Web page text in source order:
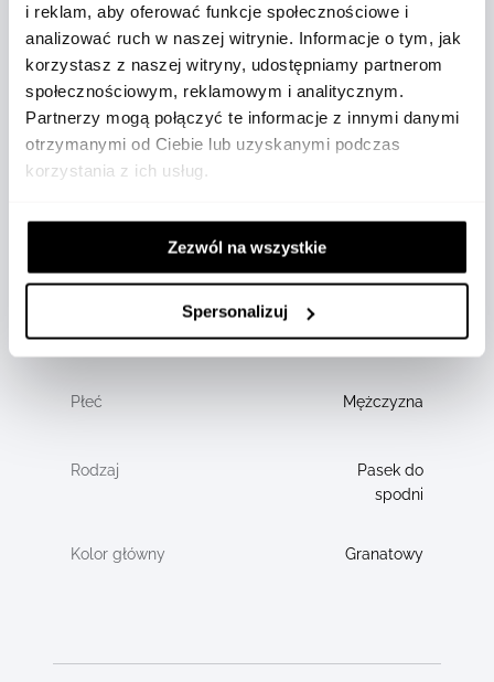
i reklam, aby oferować funkcje społecznościowe i
analizować ruch w naszej witrynie. Informacje o tym, jak
korzystasz z naszej witryny, udostępniamy partnerom
społecznościowym, reklamowym i analitycznym.
Partnerzy mogą połączyć te informacje z innymi danymi
otrzymanymi od Ciebie lub uzyskanymi podczas
korzystania z ich usług.
Zezwól na wszystkie
Spersonalizuj
Product
specification
details
Skóra
bydlęca
120
MB221005
Mężczyzna
Pasek do
spodni
Granatowy